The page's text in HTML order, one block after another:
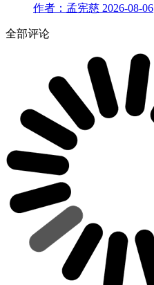
作者：孟宪慈 2026-08-06
全部评论